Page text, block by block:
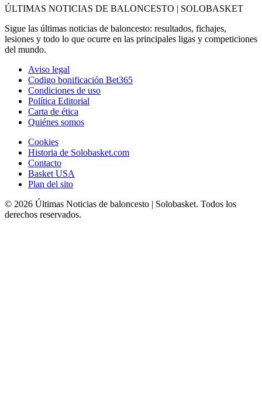
ÚLTIMAS NOTICIAS DE BALONCESTO | SOLOBASKET
Sigue las últimas noticias de baloncesto: resultados, fichajes,
lesiones y todo lo que ocurre en las principales ligas y competiciones
del mundo.
Aviso legal
Codigo bonificación Bet365
Condiciones de uso
Política Editorial
Carta de ética
Quiénes somos
Cookies
Historia de Solobasket.com
Contacto
Basket USA
Plan del sito
© 2026 Últimas Noticias de baloncesto | Solobasket. Todos los
derechos reservados.